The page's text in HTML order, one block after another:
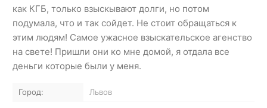
как КГБ, только взыскывают долги, но потом
подумала, что и так сойдет. Не стоит обращаться к
этим людям! Самое ужасное взыскательское агенство
на свете! Пришли они ко мне домой, я отдала все
деньги которые были у меня.
Город: Львов